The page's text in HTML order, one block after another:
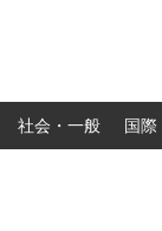
社会・一般 国際